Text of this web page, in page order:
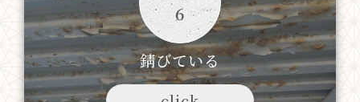
6
錆びている